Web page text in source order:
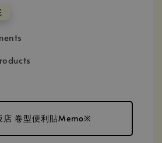
店 卷型便利貼Memo※